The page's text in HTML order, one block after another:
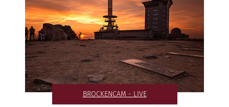
BROCKENCAM - LIVE